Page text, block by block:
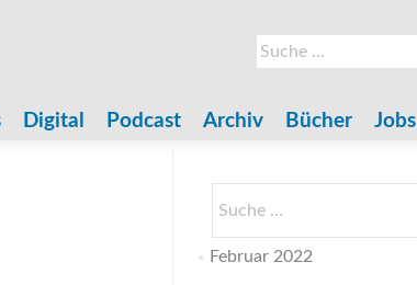
Suche
nach:
Digital Podcast Archiv Bücher Jobs
nach:
Februar 2022